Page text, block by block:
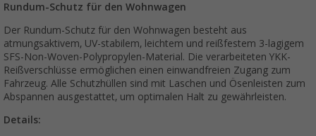
Rundum-Schutz für den Wohnwagen
Der Rundum-Schutz für den Wohnwagen besteht aus
atmungsaktivem, UV-stabilem, leichtem und reißfestem 3-lagigem
SFS-Non-Woven-Polypropylen-Material. Die verarbeiteten YKK-
Reißverschlüsse ermöglichen einen einwandfreien Zugang zum
Fahrzeug. Alle Schutzhüllen sind mit Laschen und Ösenleisten zum
Abspannen ausgestattet, um optimalen Halt zu gewährleisten.
Details: